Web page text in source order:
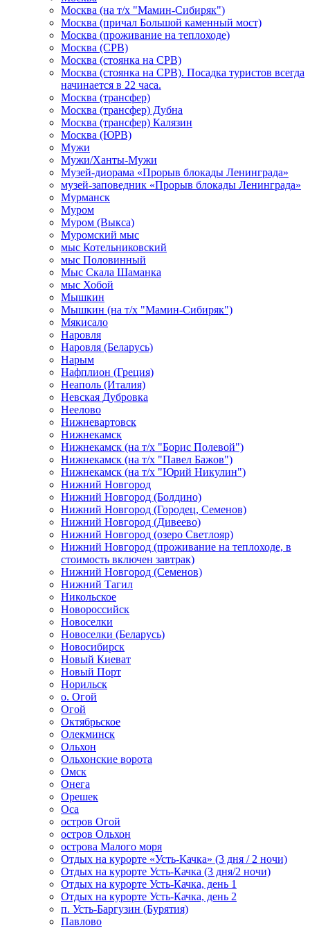
Москва (на т/х "Мамин-Сибиряк")
Москва (причал Большой каменный мост)
Москва (проживание на теплоходе)
Москва (СРВ)
Москва (стоянка на СРВ)
Москва (стоянка на СРВ). Посадка туристов всегда
начинается в 22 часа.
Москва (трансфер)
Москва (трансфер) Дубна
Москва (трансфер) Калязин
Москва (ЮРВ)
Мужи
Мужи/Ханты-Мужи
Музей-диорама «Прорыв блокады Ленинграда»
музей-заповедник «Прорыв блокады Ленинграда»
Мурманск
Муром
Муром (Выкса)
Муромский мыс
мыс Котельниковский
мыс Половинный
Мыс Скала Шаманка
мыс Хобой
Мышкин
Мышкин (на т/х "Мамин-Сибиряк")
Мякисало
Наровля
Наровля (Беларусь)
Нарым
Нафплион (Греция)
Неаполь (Италия)
Невская Дубровка
Неелово
Нижневартовск
Нижнекамск
Нижнекамск (на т/х "Борис Полевой")
Нижнекамск (на т/х "Павел Бажов")
Нижнекамск (на т/х "Юрий Никулин")
Нижний Новгород
Нижний Новгород (Болдино)
Нижний Новгород (Городец, Семенов)
Нижний Новгород (Дивеево)
Нижний Новгород (озеро Светлояр)
Нижний Новгород (проживание на теплоходе, в
стоимость включен завтрак)
Нижний Новгород (Семенов)
Нижний Тагил
Никольское
Новороссийск
Новоселки
Новоселки (Беларусь)
Новосибирск
Новый Киеват
Новый Порт
Норильск
о. Огой
Огой
Октябрьское
Олекминск
Ольхон
Ольхонские ворота
Омск
Онега
Орешек
Оса
остров Огой
остров Ольхон
острова Малого моря
Отдых на курорте «Усть-Качка» (3 дня / 2 ночи)
Отдых на курорте Усть-Качка (3 дня/2 ночи)
Отдых на курорте Усть-Качка, день 1
Отдых на курорте Усть-Качка, день 2
п. Усть-Баргузин (Бурятия)
Павлово